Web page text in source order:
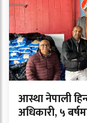
आस्था नेपाली
अधिकारी, ५